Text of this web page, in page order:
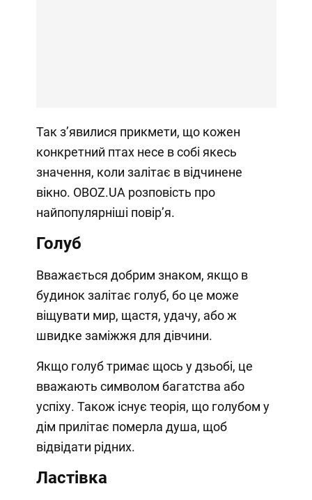
Так зʼявилися прикмети, що кожен
конкретний птах несе в собі якесь
значення, коли залітає в відчинене
вікно. OBOZ.UA розповість про
найпопулярніші повірʼя.
Голуб
Вважається добрим знаком, якщо в
будинок залітає голуб, бо це може
віщувати мир, щастя, удачу, або ж
швидке заміжжя для дівчини.
Якщо голуб тримає щось у дзьобі, це
вважають символом багатства або
успіху. Також існує теорія, що голубом у
дім прилітає померла душа, щоб
відвідати рідних.
Ластівка